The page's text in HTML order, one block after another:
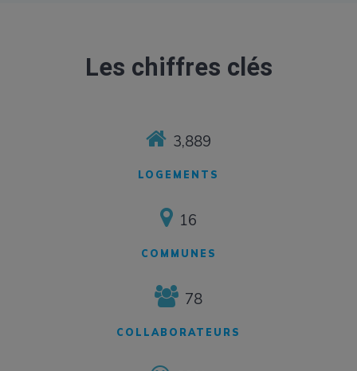
Les chiffres clés
3,889
LOGEMENTS
16
COMMUNES
78
COLLABORATEURS